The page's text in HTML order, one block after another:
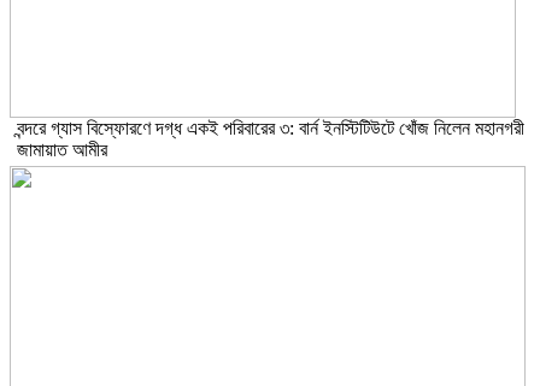
বন্দরে গ্যাস বিস্ফোরণে দগ্ধ একই পরিবারের ৩: বার্ন ইনস্টিটিউটে খোঁজ নিলেন মহানগরী
জামায়াত আমীর